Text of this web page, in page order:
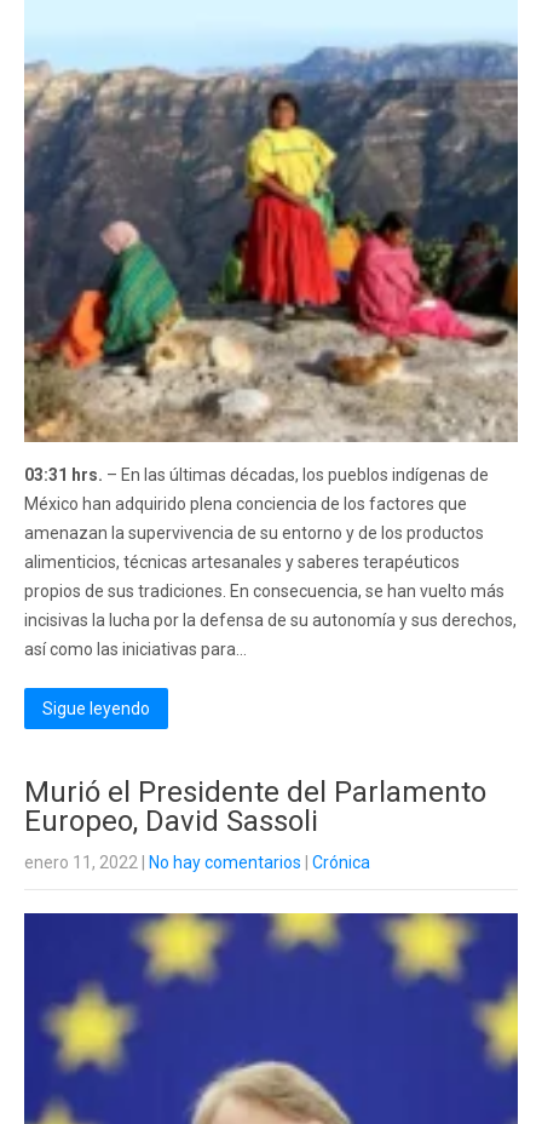
03:31 hrs. – En las últimas décadas, los pueblos indígenas de
México han adquirido plena conciencia de los factores que
amenazan la supervivencia de su entorno y de los productos
alimenticios, técnicas artesanales y saberes terapéuticos
propios de sus tradiciones. En consecuencia, se han vuelto más
incisivas la lucha por la defensa de su autonomía y sus derechos,
así como las iniciativas para...
Sigue leyendo
Murió el Presidente del Parlamento
Europeo, David Sassoli
enero 11, 2022 No hay comentarios Crónica